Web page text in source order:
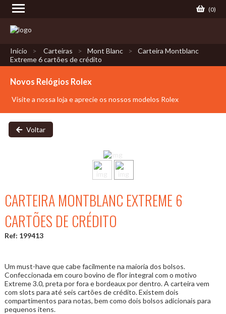
(0)
Início Carteiras Mont Blanc
Carteira Montblanc
Extreme 6 cartões de crédito
Novos Relógios Rolex
Visite a nossa loja e aprecie os nossos modelos Rolex
Voltar
CARTEIRA MONTBLANC EXTREME 6
CARTÕES DE CRÉDITO
Ref: 199413
Um must-have que cabe facilmente na maioria dos bolsos.
Confeccionada em couro bovino de flor integral com o motivo
Extreme 3.0, preta por fora e bordeaux por dentro. A carteira vem
com slots para até seis cartões de crédito. Existem dois
compartimentos para notas, bem como dois bolsos adicionais para
pequenos itens.